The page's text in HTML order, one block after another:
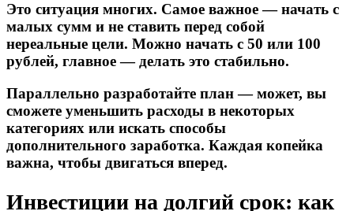
Это ситуация многих. Самое важное — начать с
малых сумм и не ставить перед собой
нереальные цели. Можно начать с 50 или 100
рублей, главное — делать это стабильно.
Параллельно разработайте план — может, вы
сможете уменьшить расходы в некоторых
категориях или искать способы
дополнительного заработка. Каждая копейка
важна, чтобы двигаться вперед.
Инвестиции на долгий срок: как